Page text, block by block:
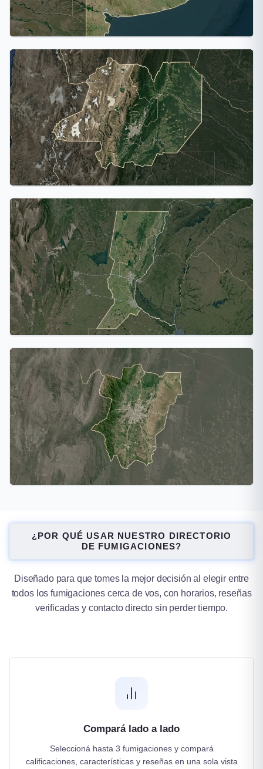
Provincia de Buenos Aires
17 ciudades
Salta
1 ciudad
Santa Fe
2 ciudades
Tucumán
¿POR QUÉ USAR NUESTRO DIRECTORIO
DE FUMIGACIONES?
Diseñado para que tomes la mejor decisión al elegir entre
todos los fumigaciones cerca de vos, con horarios, reseñas
verificadas y contacto directo sin perder tiempo.
Compará lado a lado
Seleccioná hasta 3 fumigaciones y compará
calificaciones, características y reseñas en una sola vista